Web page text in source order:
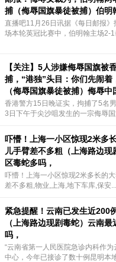
捕（侮辱国旗暴徒被捕）伯明
直播吧11月26日讯据《每日邮报
场本轮英冠比赛中，伯明翰主场2-
【关注】5人涉嫌侮辱国旗被
捕，“港独”头目：你们先闹着
（侮辱国旗暴徒被捕）侮辱中
香港警方15日晚证实，拘捕了5名
3日下午于尖沙咀发生的一宗侮辱
吓懵！上海一小区惊现2米多
儿手臂差不多粗（上海路边现
区毒蛇多吗，
吓懵！上海一小区惊现2米多长的
差不多粗,物业,上海,地下车库,保安...
紧急提醒！云南已发生近
（上海路边现剧毒蛇）云南
吗，
“云南省第一人民医院急诊内科作
中心，今年已接诊了数十例昆明本